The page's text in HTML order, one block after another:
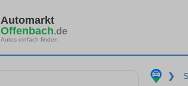
Automarkt
Offenbach.de
Autos einfach finden
❯